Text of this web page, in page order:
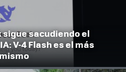
sigue sacudiendo el
V-4 Flash es el más